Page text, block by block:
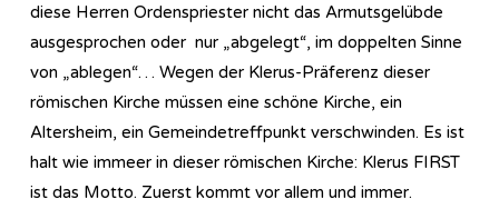
diese Herren Ordenspriester nicht das Armutsgelübde
ausgesprochen oder nur „abgelegt“, im doppelten Sinne
von „ablegen“… Wegen der Klerus-Präferenz dieser
römischen Kirche müssen eine schöne Kirche, ein
Altersheim, ein Gemeindetreffpunkt verschwinden. Es ist
halt wie immeer in dieser römischen Kirche: Klerus FIRST
ist das Motto. Zuerst kommt vor allem und immer.